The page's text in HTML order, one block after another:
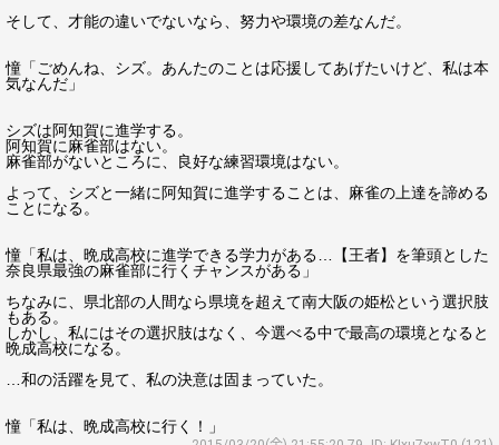
そして、才能の違いでないなら、努力や環境の差なんだ。
憧「ごめんね、シズ。あんたのことは応援してあげたいけど、私は本
気なんだ」
シズは阿知賀に進学する。
阿知賀に麻雀部はない。
麻雀部がないところに、良好な練習環境はない。
よって、シズと一緒に阿知賀に進学することは、麻雀の上達を諦める
ことになる。
憧「私は、晩成高校に進学できる学力がある…【王者】を筆頭とした
奈良県最強の麻雀部に行くチャンスがある」
ちなみに、県北部の人間なら県境を超えて南大阪の姫松という選択肢
もある。
しかし、私にはその選択肢はなく、今選べる中で最高の環境となると
晩成高校になる。
…和の活躍を見て、私の決意は固まっていた。
憧「私は、晩成高校に行く！」